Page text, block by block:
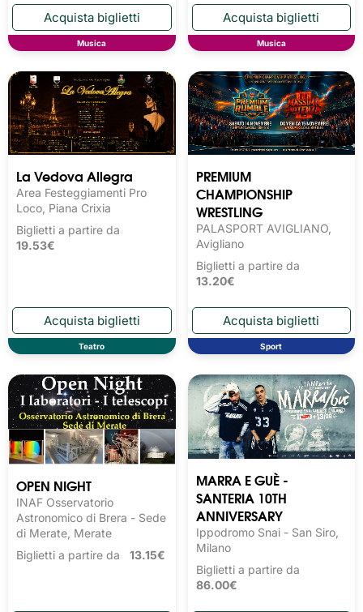
Musica Musica
La Vedova Allegra
Area Festeggiamenti Pro
Loco, Piana Crixia
Biglietti a partire da
19.53€
Teatro
PREMIUM
CHAMPIONSHIP
WRESTLING
PALASPORT AVIGLIANO,
Avigliano
Biglietti a partire da
13.20€
Sport
OPEN NIGHT
INAF Osservatorio
Astronomico di Brera - Sede
di Merate, Merate
Biglietti a partire da 13.15€
MARRA E GUÈ -
SANTERIA 10TH
ANNIVERSARY
Ippodromo Snai - San Siro,
Milano
Biglietti a partire da
86.00€